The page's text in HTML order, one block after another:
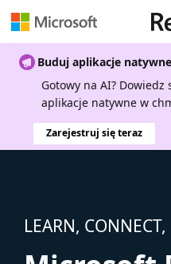
Buduj aplikacje
Gotowy na AI?
aplikacje natywne w
Zarejestruj się teraz
LEARN,